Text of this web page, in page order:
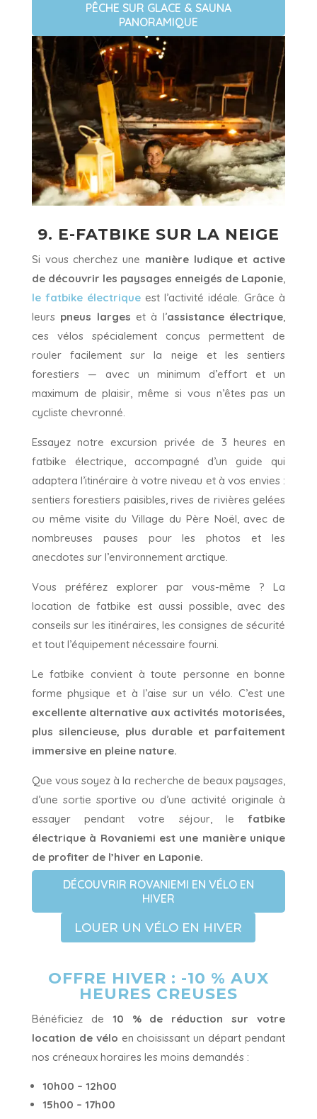
PÊCHE SUR GLACE & SAUNA
PANORAMIQUE
9. E-FATBIKE SUR LA NEIGE
Si vous cherchez une manière ludique et active
de découvrir les paysages enneigés de Laponie,
le fatbike électriqueest l’activité idéale. Grâce à
leurs pneus larges et à l’assistance électrique,
ces vélos spécialement conçus permettent de
rouler facilement sur la neige et les sentiers
forestiers — avec un minimum d’effort et un
maximum de plaisir, même si vous n’êtes pas un
cycliste chevronné.
Essayez notre excursion privée de 3 heures en
fatbike électrique, accompagné d’un guide qui
adaptera l’itinéraire à votre niveau et à vos envies :
sentiers forestiers paisibles, rives de rivières gelées
ou même visite du Village du Père Noël, avec de
nombreuses pauses pour les photos et les
anecdotes sur l’environnement arctique.
Vous préférez explorer par vous-même ? La
location de fatbike est aussi possible, avec des
conseils sur les itinéraires, les consignes de sécurité
et tout l’équipement nécessaire fourni.
Le fatbike convient à toute personne en bonne
forme physique et à l’aise sur un vélo. C’est une
excellente alternative aux activités motorisées,
plus silencieuse, plus durable et parfaitement
immersive en pleine nature.
Que vous soyez à la recherche de beaux paysages,
d’une sortie sportive ou d’une activité originale à
essayer pendant votre séjour, lefatbike
électrique à Rovaniemi est une manière unique
de profiter de l’hiver en Laponie.
DÉCOUVRIR ROVANIEMI EN VÉLO EN
HIVER
LOUER UN VÉLO EN HIVER
OFFRE HIVER : -10 % AUX
HEURES CREUSES
Bénéficiez de 10 % de réduction
sur votre
location de vélo en choisissant un départ pendant
nos créneaux horaires les moins demandés :
10h00 – 12h00
15h00 – 17h00